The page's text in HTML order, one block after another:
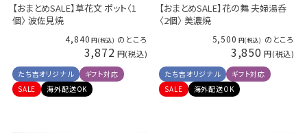
【おまとめSALE】草花文 ポット〈1
個〉 波佐見焼
4,840 のところ
3,872
たち吉オリジナル
ギフト対応
SALE
海外配送OK
【おまとめSALE】花の舞 夫婦湯呑
〈2個〉 美濃焼
5,500 のところ
3,850
たち吉オリジナル
ギフト対応
SALE
海外配送OK